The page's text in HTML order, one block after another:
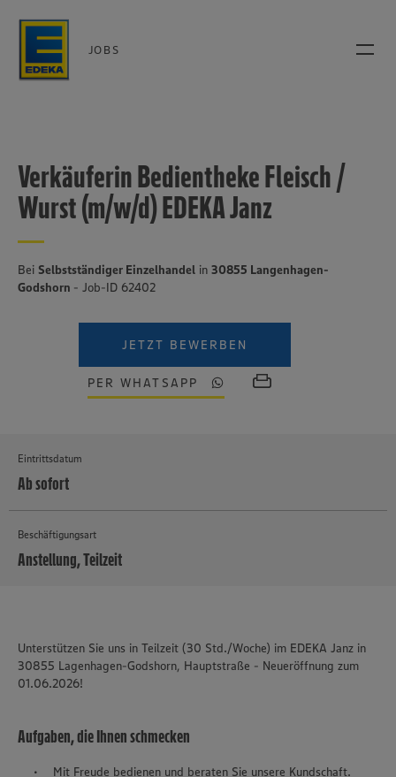
JOBS
Verkäuferin Bedientheke Fleisch /
Wurst (m/w/d) EDEKA Janz
Bei Selbstständiger Einzelhandel in 30855 Langenhagen-
Godshorn - Job-ID 62402
JETZT BEWERBEN
PER WHATSAPP
Eintrittsdatum
Ab sofort
Beschäftigungsart
Anstellung, Teilzeit
Unterstützen Sie uns in Teilzeit (30 Std./Woche) im EDEKA Janz in
30855 Lagenhagen-Godshorn, Hauptstraße - Neueröffnung zum
01.06.2026!
Aufgaben, die Ihnen schmecken
Mit Freude bedienen und beraten Sie unsere Kundschaft.